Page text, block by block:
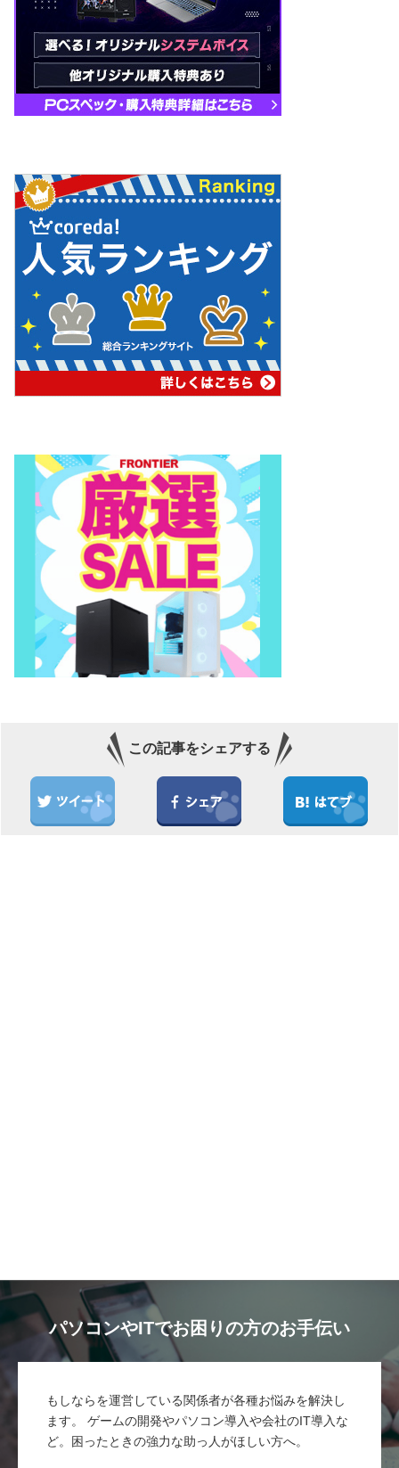
この記事をシェアする
パソコンやITでお困りの方のお手伝い
もしならを運営している関係者が各種お悩みを解決し
ます。 ゲームの開発やパソコン導入や会社のIT導入な
ど。困ったときの強力な助っ人がほしい方へ。